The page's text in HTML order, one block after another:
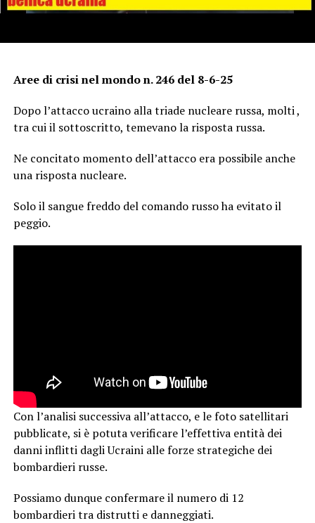
Aree di crisi nel mondo n. 246 del 8-6-25
Dopo l’attacco ucraino alla triade nucleare russa, molti ,
tra cui il sottoscritto, temevano la risposta russa.
Ne concitato momento dell’attacco era possibile anche
una risposta nucleare.
Solo il sangue freddo del comando russo ha evitato il
peggio.
Con l’analisi successiva all’attacco, e le foto satellitari
pubblicate, si è potuta verificare l’effettiva entità dei
danni inflitti dagli Ucraini alle forze strategiche dei
bombardieri russe.
Possiamo dunque confermare il numero di 12
bombardieri tra distrutti e danneggiati.